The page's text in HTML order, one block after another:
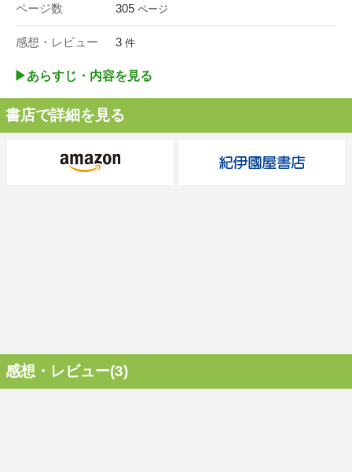
ページ数 305 ページ
感想・レビュー 3 件
▶︎あらすじ・内容を見る
書店で詳細を見る
感想・レビュー(3)